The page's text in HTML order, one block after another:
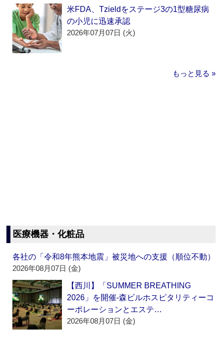
米FDA、Tzieldをステージ3の1型糖尿病
の小児に迅速承認
2026年07月07日 (火)
もっと見る »
医療機器・化粧品
各社の「令和8年熊本地震」被災地への支援（順位不動）
2026年08月07日 (金)
【西川】「SUMMER BREATHING
2026」を開催‐森ビルホスピタリティーコ
ーポレーションとエステ…
2026年08月07日 (金)